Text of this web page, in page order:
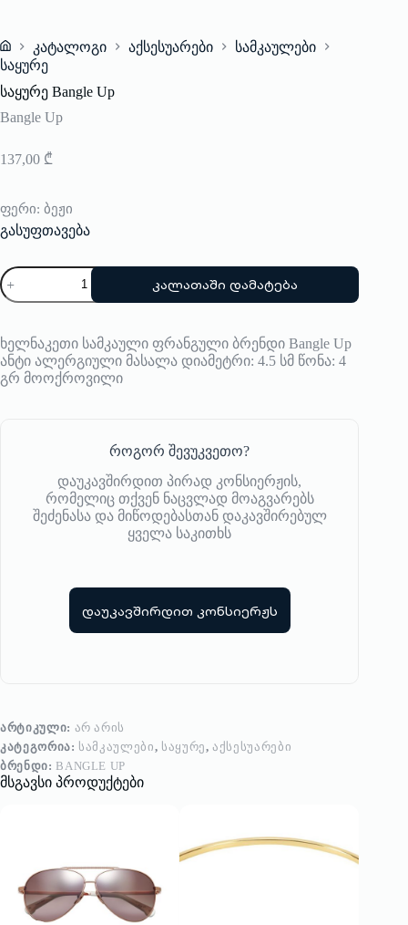
Home
კატალოგი აქსესუარები
სამკაულები
საყურე
საყურე Bangle Up
Bangle Up
137,00 ₾
ფერი: ბეჟი
გასუფთავება
რაოდენობა:
საყურე
Bangle
კალათაში დამატება
ხელნაკეთი სამკაული ფრანგული ბრენდი Bangle Up
ანტი ალერგიული მასალა დიამეტრი: 4.5 სმ წონა: 4
გრ მოოქროვილი
როგორ შევუკვეთო?
დაუკავშირდით პირად კონსიერჟის,
რომელიც თქვენ ნაცვლად მოაგვარებს
შეძენასა და მიწოდებასთან დაკავშირებულ
ყველა საკითხს
დაუკავშირდით კონსიერჟს
ᲐᲠᲢᲘᲙᲣᲚᲘ: ᲐᲠ ᲐᲠᲘᲡ
ᲙᲐᲢᲔᲒᲝᲠᲘᲐ: ᲡᲐᲛᲙᲐᲣᲚᲔᲑᲘ, ᲡᲐᲧᲣᲠᲔ,ᲐᲥᲡᲔᲡᲣᲐᲠᲔᲑᲘ
ᲑᲠᲔᲜᲓᲘ: BANGLE UP
მსგავსი პროდუქტები